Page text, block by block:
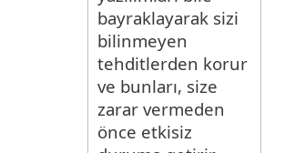
bayraklayarak sizi
bilinmeyen
tehditlerden korur
ve bunları, size
zarar vermeden
önce etkisiz